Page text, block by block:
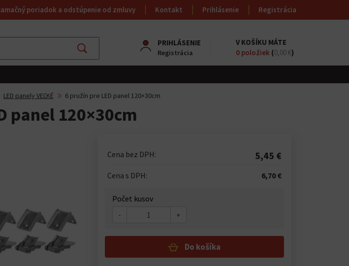
poriadok a odstúpenie od zmluvy Kontakt Prihlásenie Registrácia
Hľadať
PRIHLÁSENIE
Registrácia
V KOŠÍKU MÁTE
0 položiek (0,00 €)
LED panely VEĽKÉ 6 pružín pre LED panel 120×30cm
panel 120×30cm
Cena bez DPH: 5,45 €
Cena s DPH: 6,70 €
Počet kusov
- +
Do košíka